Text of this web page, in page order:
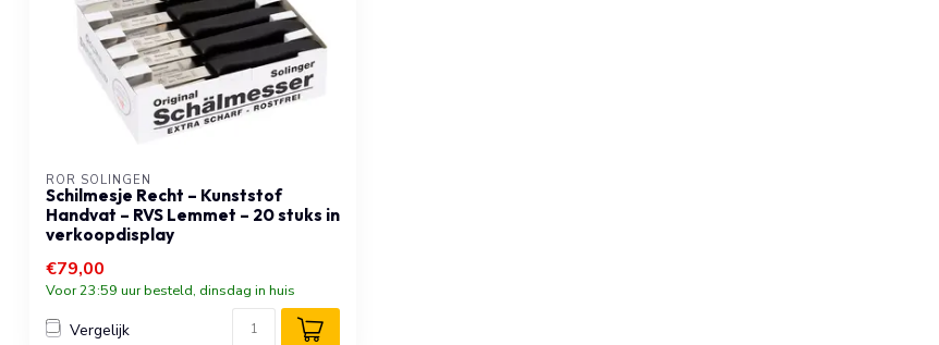
RÖR SOLINGEN
Schilmesje Recht – Kunststof
Handvat – RVS Lemmet – 20 stuks in
verkoopdisplay
€79,00
Voor 23:59 uur besteld, dinsdag in huis
Vergelijk